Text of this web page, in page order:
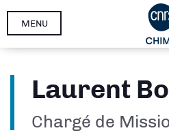
Aller
MENU
Laurent
Chargé de